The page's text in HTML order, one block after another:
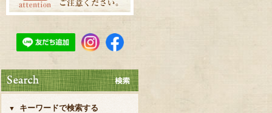
キーワードで検索する